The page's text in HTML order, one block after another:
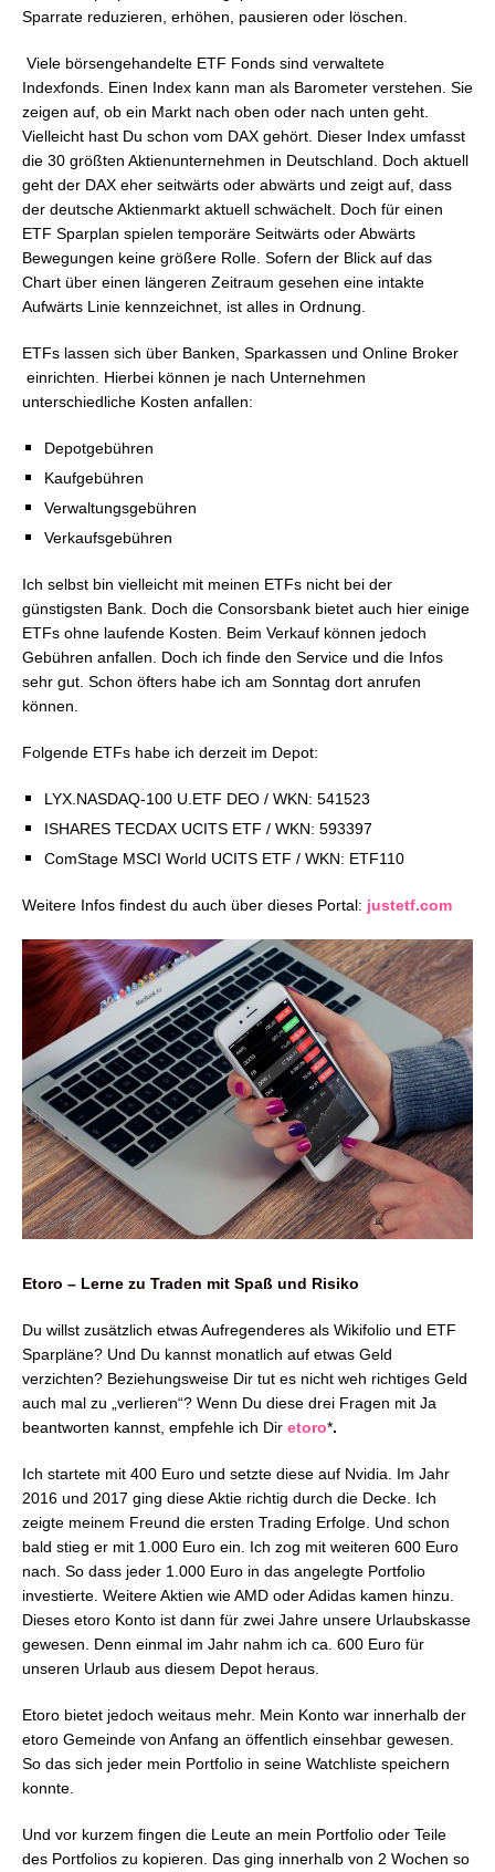
Sparrate reduzieren, erhöhen, pausieren oder löschen.
Viele börsengehandelte ETF Fonds sind verwaltete
Indexfonds. Einen Index kann man als Barometer verstehen. Sie
zeigen auf, ob ein Markt nach oben oder nach unten geht.
Vielleicht hast Du schon vom DAX gehört. Dieser Index umfasst
die 30 größten Aktienunternehmen in Deutschland. Doch aktuell
geht der DAX eher seitwärts oder abwärts und zeigt auf, dass
der deutsche Aktienmarkt aktuell schwächelt. Doch für einen
ETF Sparplan spielen temporäre Seitwärts oder Abwärts
Bewegungen keine größere Rolle. Sofern der Blick auf das
Chart über einen längeren Zeitraum gesehen eine intakte
Aufwärts Linie kennzeichnet, ist alles in Ordnung.
ETFs lassen sich über Banken, Sparkassen und Online Broker
einrichten. Hierbei können je nach Unternehmen
unterschiedliche Kosten anfallen:
Depotgebühren
Kaufgebühren
Verwaltungsgebühren
Verkaufsgebühren
Ich selbst bin vielleicht mit meinen ETFs nicht bei der
günstigsten Bank. Doch die Consorsbank bietet auch hier einige
ETFs ohne laufende Kosten. Beim Verkauf können jedoch
Gebühren anfallen. Doch ich finde den Service und die Infos
sehr gut. Schon öfters habe ich am Sonntag dort anrufen
können.
Folgende ETFs habe ich derzeit im Depot:
LYX.NASDAQ-100 U.ETF DEO / WKN: 541523
ISHARES TECDAX UCITS ETF / WKN: 593397
ComStage MSCI World UCITS ETF / WKN: ETF110
Weitere Infos findest du auch über dieses Portal: justetf.com
Etoro – Lerne zu Traden mit Spaß und Risiko
Du willst zusätzlich etwas Aufregenderes als Wikifolio und ETF
Sparpläne? Und Du kannst monatlich auf etwas Geld
verzichten? Beziehungsweise Dir tut es nicht weh richtiges Geld
auch mal zu „verlieren“? Wenn Du diese drei Fragen mit Ja
beantworten kannst, empfehle ich Dir etoro*.
Ich startete mit 400 Euro und setzte diese auf Nvidia. Im Jahr
2016 und 2017 ging diese Aktie richtig durch die Decke. Ich
zeigte meinem Freund die ersten Trading Erfolge. Und schon
bald stieg er mit 1.000 Euro ein. Ich zog mit weiteren 600 Euro
nach. So dass jeder 1.000 Euro in das angelegte Portfolio
investierte. Weitere Aktien wie AMD oder Adidas kamen hinzu.
Dieses etoro Konto ist dann für zwei Jahre unsere Urlaubskasse
gewesen. Denn einmal im Jahr nahm ich ca. 600 Euro für
unseren Urlaub aus diesem Depot heraus.
Etoro bietet jedoch weitaus mehr. Mein Konto war innerhalb der
etoro Gemeinde von Anfang an öffentlich einsehbar gewesen.
So das sich jeder mein Portfolio in seine Watchliste speichern
konnte.
Und vor kurzem fingen die Leute an mein Portfolio oder Teile
des Portfolios zu kopieren. Das ging innerhalb von 2 Wochen so